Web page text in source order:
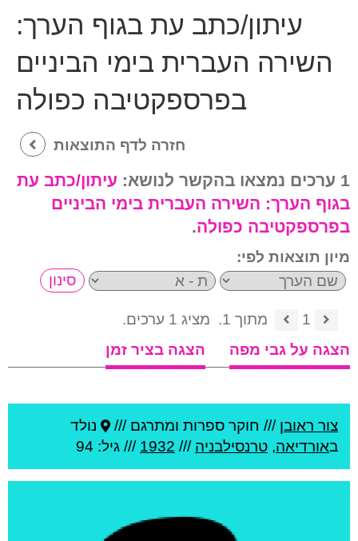
עיתון/כתב עת בגוף הערך:
השירה העברית בימי הביניים
בפרספקטיבה כפולה
חזרה לדף התוצאות
1 ערכים נמצאו בהקשר לנושא:
עיתון/כתב עת
בגוף הערך: השירה העברית בימי הביניים
בפרספקטיבה כפולה.
מיון תוצאות לפי:
1 מתוך 1.
מציג 1 ערכים.
הצגה על גבי מפה
הצגה בציר זמן
צור ראובן /// חוקר ספרות ומתרגם ///
נולד
באורדיאה, טרנסילבניה ///
1932 /// גיל: 94